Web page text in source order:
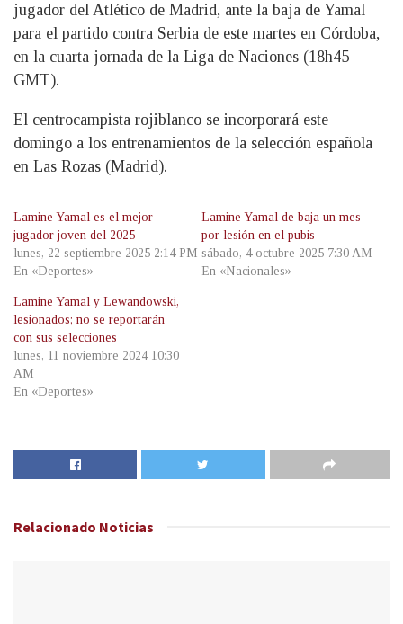
jugador del Atlético de Madrid, ante la baja de Yamal
para el partido contra Serbia de este martes en Córdoba,
en la cuarta jornada de la Liga de Naciones (18h45
GMT).
El centrocampista rojiblanco se incorporará este
domingo a los entrenamientos de la selección española
en Las Rozas (Madrid).
Lamine Yamal es el mejor
jugador joven del 2025
lunes, 22 septiembre 2025 2:14 PM
En «Deportes»
Lamine Yamal de baja un mes
por lesión en el pubis
sábado, 4 octubre 2025 7:30 AM
En «Nacionales»
Lamine Yamal y Lewandowski,
lesionados; no se reportarán
con sus selecciones
lunes, 11 noviembre 2024 10:30
AM
En «Deportes»
Relacionado Noticias